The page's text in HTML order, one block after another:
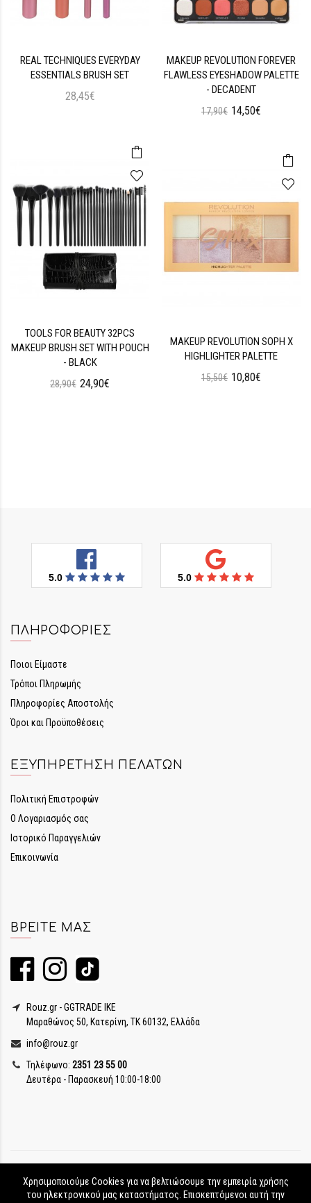
REAL TECHNIQUES EVERYDAY
ESSENTIALS BRUSH SET
28,45€
TOOLS FOR BEAUTY 32PCS
MAKEUP BRUSH SET WITH POUCH
- BLACK
28,90€ 24,90€
MAKEUP REVOLUTION FOREVER
FLAWLESS EYESHADOW PALETTE
- DECADENT
17,90€ 14,50€
MAKEUP REVOLUTION SOPH X
HIGHLIGHTER PALETTE
15,50€ 10,80€
5.0 5.0
ΠΛΗΡΟΦΟΡΊΕΣ
Ποιοι Είμαστε
Τρόποι Πληρωμής
Πληροφορίες Αποστολής
Όροι και Προϋποθέσεις
ΕΞΥΠΗΡΈΤΗΣΗ ΠΕΛΑΤΏΝ
Πολιτική Επιστροφών
Ο Λογαριασμός σας
Ιστορικό Παραγγελιών
Επικοινωνία
ΒΡΕΊΤΕ ΜΑΣ
Rouz.gr - GGTRADE IKE
Μαραθώνος 50, Κατερίνη, ΤΚ 60132, Ελλάδα
info@rouz.gr
Τηλέφωνο: 2351 23 55 00
Δευτέρα - Παρασκευή 10:00-18:00
Χρησιμοποιούμε Cookies για να βελτιώσουμε την εμπειρία χρήσης
του ηλεκτρονικού μας καταστήματος. Επισκεπτόμενοι αυτή την